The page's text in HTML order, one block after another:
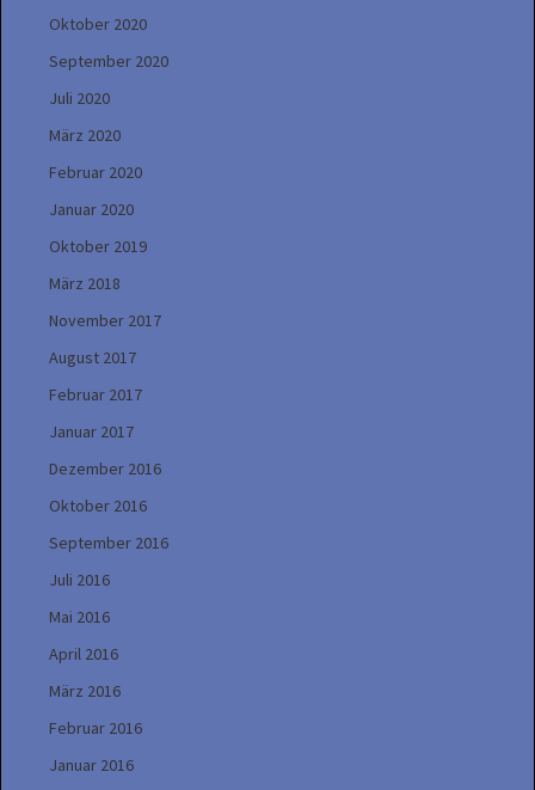
Oktober 2020
September 2020
Juli 2020
März 2020
Februar 2020
Januar 2020
Oktober 2019
März 2018
November 2017
August 2017
Februar 2017
Januar 2017
Dezember 2016
Oktober 2016
September 2016
Juli 2016
Mai 2016
April 2016
März 2016
Februar 2016
Januar 2016